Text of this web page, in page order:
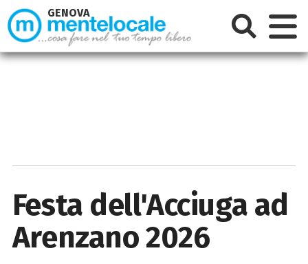
Festa dell'Acciuga ad
Arenzano 2026
GENOVA